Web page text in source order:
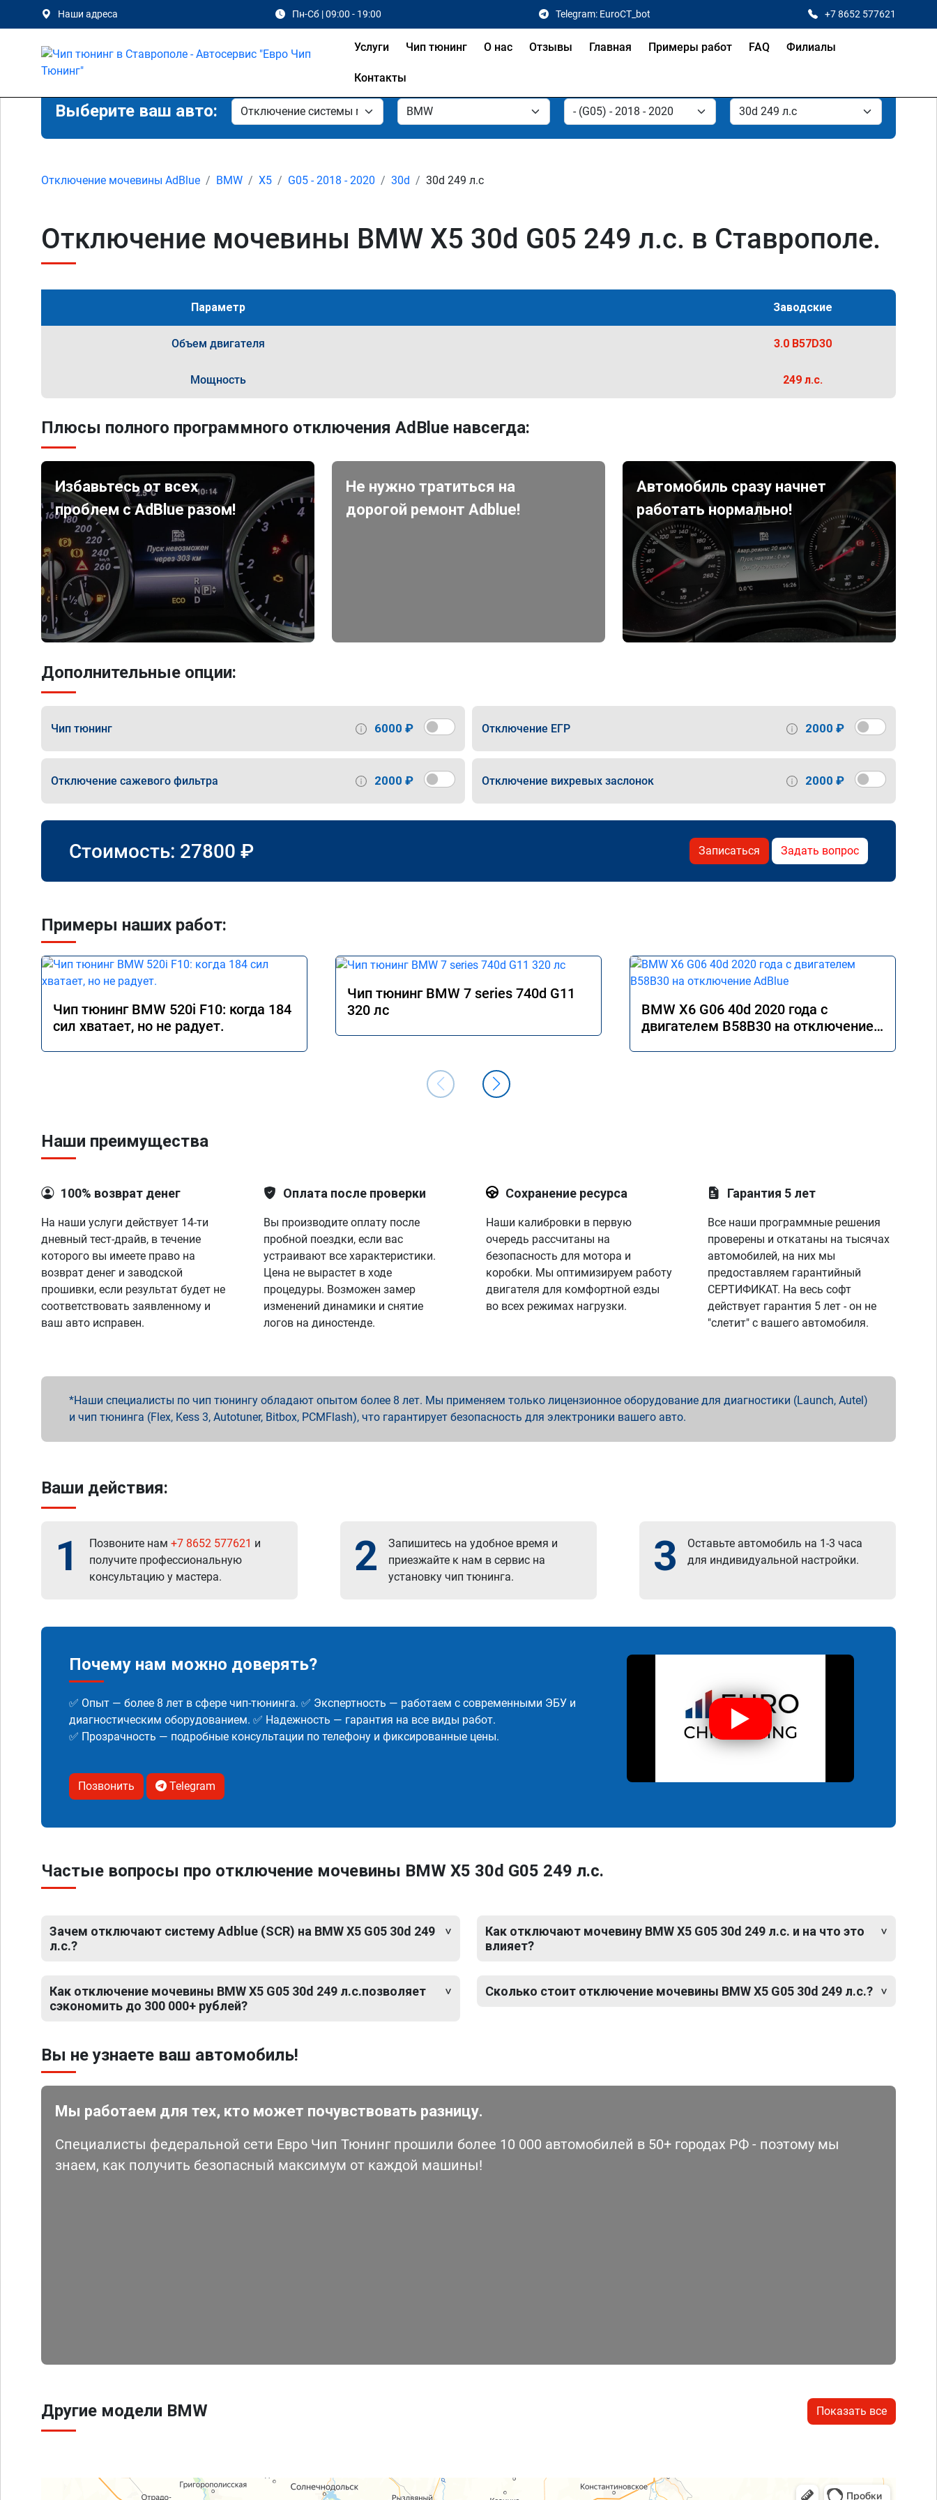
Наши адреса Пн-Сб | 09:00 - 19:00 Telegram: EuroCT_bot +7 8652 577621
Услуги Чип тюнинг О нас Отзывы Главная Примеры работ FAQ Филиалы
Контакты
Выберите ваш авто:
Отключение мочевины AdBlue BMW X5 G05 - 2018 - 2020 30d 30d 249 л.с
Отключение мочевины BMW X5 30d G05 249 л.с. в Ставрополе.
Параметр Заводские
Объем двигателя 3.0 B57D30
Мощность 249 л.с.
Плюсы полного программного отключения AdBlue навсегда:
Избавьтесь от всех
проблем с AdBlue разом!
Не нужно тратиться на
дорогой ремонт Adblue!
Автомобиль сразу начнет
работать нормально!
Дополнительные опции:
Чип тюнинг 6000 ₽ Отключение ЕГР 2000 ₽
Отключение сажевого фильтра 2000 ₽ Отключение вихревых заслонок 2000 ₽
Стоимость: 27800 ₽ Записаться Задать вопрос
Примеры наших работ:
Чип тюнинг BMW 520i F10: когда 184
сил хватает, но не радует.
Чип тюнинг BMW 7 series 740d G11
320 лс
BMW X6 G06 40d 2020 года с
двигателем B58B30 на отключение
Наши преимущества
100% возврат денег
На наши услуги действует 14-ти
дневный тест-драйв, в течение
которого вы имеете право на
возврат денег и заводской
прошивки, если результат будет не
соответствовать заявленному и
ваш авто исправен.
Оплата после проверки
Вы производите оплату после
пробной поездки, если вас
устраивают все характеристики.
Цена не вырастет в ходе
процедуры. Возможен замер
изменений динамики и снятие
логов на диностенде.
Сохранение ресурса
Наши калибровки в первую
очередь рассчитаны на
безопасность для мотора и
коробки. Мы оптимизируем работу
двигателя для комфортной езды
во всех режимах нагрузки.
Гарантия 5 лет
Все наши программные решения
проверены и откатаны на тысячах
автомобилей, на них мы
предоставляем гарантийный
СЕРТИФИКАТ. На весь софт
действует гарантия 5 лет - он не
"слетит" с вашего автомобиля.
Наши специалисты по чип тюнингу обладают опытом более 8 лет. Мы применяем только лицензионное оборудование для диагностики (Launch, Autel)
и чип тюнинга (Flex, Kess 3, Autotuner, Bitbox, PCMFlash), что гарантирует безопасность для электроники вашего авто.
Ваши действия:
1 Позвоните нам +7 8652 577621 и
получите профессиональную
консультацию у мастера.
2
Запишитесь на удобное время и
приезжайте к нам в сервис на
установку чип тюнинга.
3
Оставьте автомобиль на 1-3 часа
для индивидуальной настройки.
Почему нам можно доверять?
✅ Опыт — более 8 лет в сфере чип-тюнинга. ✅ Экспертность — работаем с современными ЭБУ и
диагностическим оборудованием. ✅ Надежность — гарантия на все виды работ.
✅ Прозрачность — подробные консультации по телефону и фиксированные цены.
Позвонить Telegram
Частые вопросы про отключение мочевины BMW X5 30d G05 249 л.с.
Зачем отключают систему Adblue (SCR) на BMW X5 G05 30d 249
л.с.?
Как отключение мочевины BMW X5 G05 30d 249 л.с.позволяет
сэкономить до 300 000+ рублей?
Как отключают мочевину BMW X5 G05 30d 249 л.с. и на что это
влияет?
Сколько стоит отключение мочевины BMW X5 G05 30d 249 л.с.?
Вы не узнаете ваш автомобиль!
Мы работаем для тех, кто может почувствовать разницу.
Специалисты федеральной сети Евро Чип Тюнинг прошили более 10 000 автомобилей в 50+ городах РФ - поэтому мы
знаем, как получить безопасный максимум от каждой машины!
Другие модели BMW Показать все